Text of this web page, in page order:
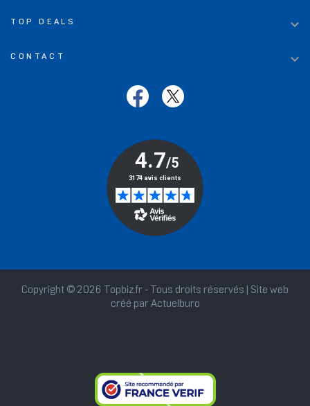
TOP DEALS 
CONTACT 
Copyright © 2026 Topbiz.fr - Tous droits réservés | Site web
créé par Actuelburo